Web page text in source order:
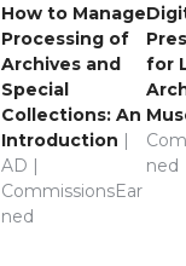
How to Manage
Processing of
Archives and
Special
Collections: An
Introduction |
AD |
CommissionsEar
ned
for
ned